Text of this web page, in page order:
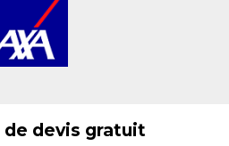
de devis gratuit